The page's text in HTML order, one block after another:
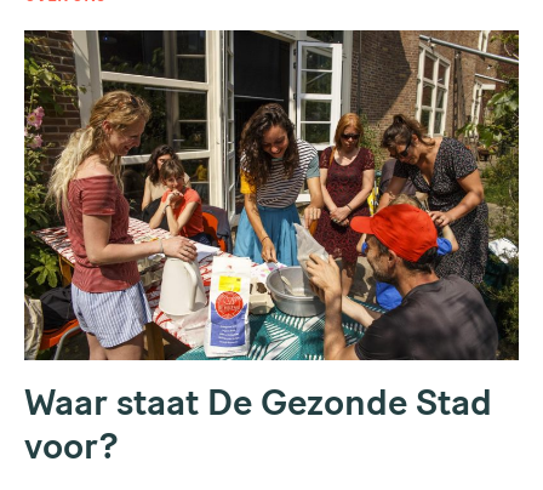
Waar staat De Gezonde Stad
voor?